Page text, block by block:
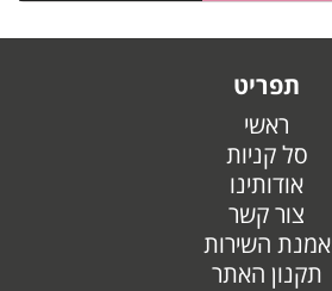
תפריט
ראשי
סל קניות
אודותינו
צור קשר
אמנת השירות
תקנון האתר